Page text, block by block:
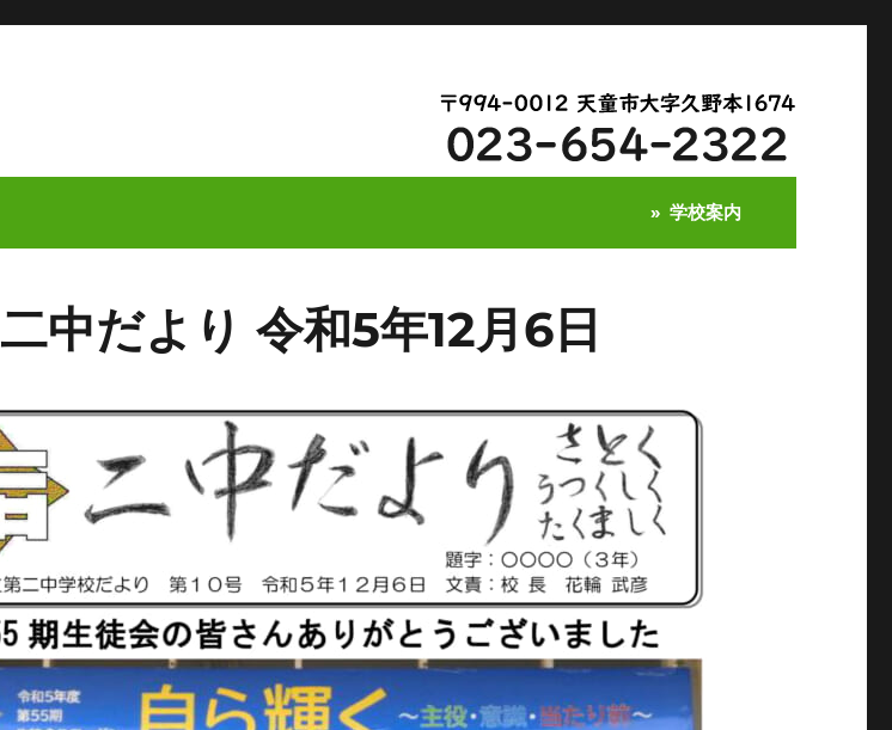
学校案内
二中だより 令和5年12月6日